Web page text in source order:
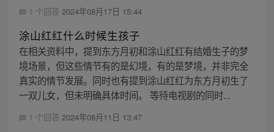
1 个回答 2024年08月17日 15:44
涂山红红什么时候生孩子
在相关资料中，提到东方月初和涂山红红有结婚生子的梦
境场景，但这些情节有的是幻境，有的是梦境，并非完全
真实的情节发展。同时也有提到涂山红红为东方月初生了
一双儿女，但未明确具体时间。 等待电视剧的同时...
1 个回答 2024年08月11日 13:47